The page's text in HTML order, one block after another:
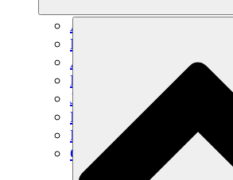
Agricultura sostenible
Recuperación de
Agua limpia
Empoderamiento de la
Jóvenes y estudiantes
Preservación cultural y
Desarrollo de capacidades
Créditos de carbono